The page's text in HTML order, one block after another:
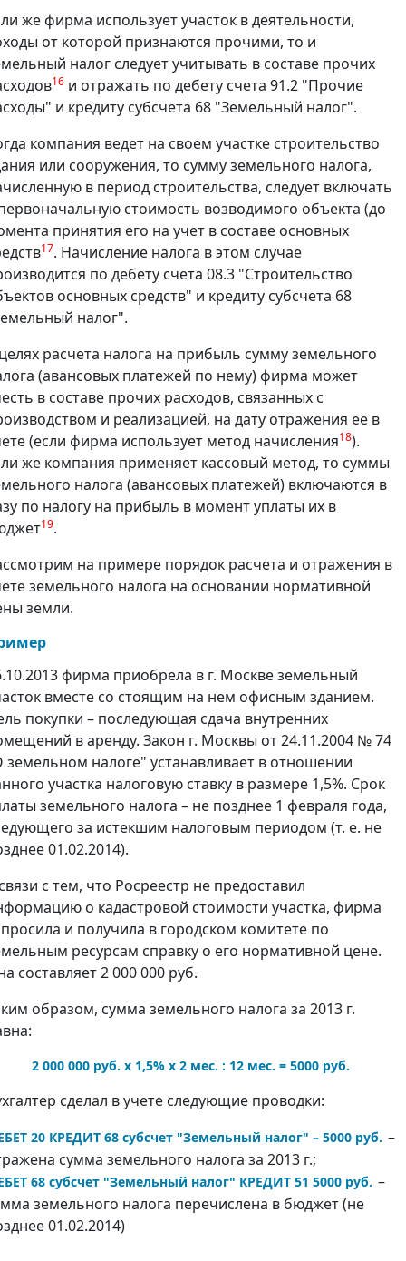
же фирма использует участок в деятельности,
от которой признаются прочими, то и
налог следует учитывать в составе прочих
16 и отражать по дебету счета 91.2 "Прочие
и кредиту субсчета 68 "Земельный налог".
компания ведет на своем участке строительство
или сооружения, то сумму земельного налога,
в период строительства, следует включать
стоимость возводимого объекта (до
принятия его на учет в составе основных
17. Начисление налога в этом случае
по дебету счета 08.3 "Строительство
основных средств" и кредиту субсчета 68
налог".
расчета налога на прибыль сумму земельного
(авансовых платежей по нему) фирма может
в составе прочих расходов, связанных с
и реализацией, на дату отражения ее в
(если фирма использует метод начисления18).
же компания применяет кассовый метод, то суммы
налога (авансовых платежей) включаются в
по налогу на прибыль в момент уплаты их в
19.
на примере порядок расчета и отражения в
земельного налога на основании нормативной
земли.
фирма приобрела в г. Москве земельный
вместе со стоящим на нем офисным зданием.
покупки – последующая сдача внутренних
в аренду. Закон г. Москвы от 24.11.2004 № 74
земельном налоге" устанавливает в отношении
участка налоговую ставку в размере 1,5%. Срок
земельного налога – не позднее 1 февраля года,
за истекшим налоговым периодом (т. е. не
01.02.2014).
с тем, что Росреестр не предоставил
о кадастровой стоимости участка, фирма
и получила в городском комитете по
ресурсам справку о его нормативной цене.
составляет 2 000 000 руб.
образом, сумма земельного налога за 2013 г.
2 000 000 руб. x 1,5% x 2 мес. : 12 мес. = 5000 руб.
сделал в учете следующие проводки:
20 КРЕДИТ 68 субсчет "Земельный налог" – 5000 руб. –
сумма земельного налога за 2013 г.;
68 субсчет "Земельный налог" КРЕДИТ 51 5000 руб. –
земельного налога перечислена в бюджет (не
01.02.2014)